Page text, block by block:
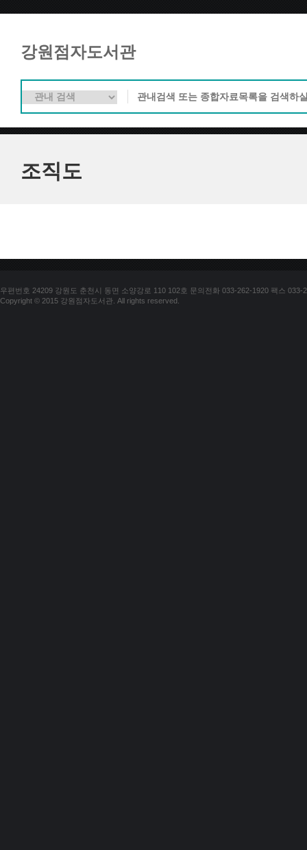
강원점자도서관
조직도
우편번호 24209 강원도 춘천시 동면 소양강로 110 102호 문의전화 033-262-1920 팩스 033-
Copyright © 2015 강원점자도서관. All rights reserved.